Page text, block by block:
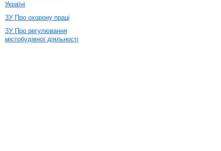
Україні
ЗУ Про охорону праці
ЗУ Про регулювання
містобудівної діяльності